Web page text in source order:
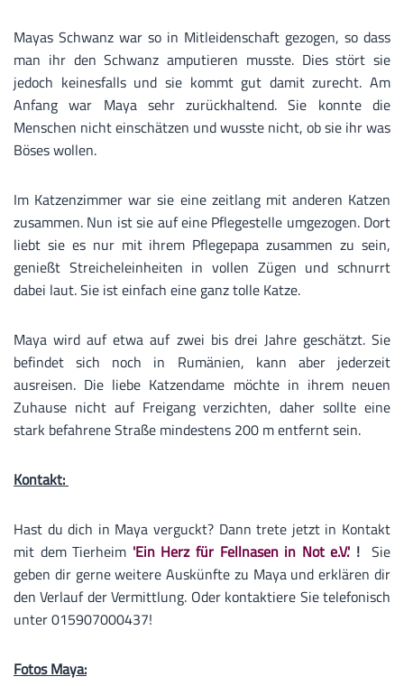
Mayas Schwanz war so in Mitleidenschaft gezogen, so dass
man ihr den Schwanz amputieren musste. Dies stört sie
jedoch keinesfalls und sie kommt gut damit zurecht. Am
Anfang war Maya sehr zurückhaltend. Sie konnte die
Menschen nicht einschätzen und wusste nicht, ob sie ihr was
Böses wollen.
Im Katzenzimmer war sie eine zeitlang mit anderen Katzen
zusammen. Nun ist sie auf eine Pflegestelle umgezogen. Dort
liebt sie es nur mit ihrem Pflegepapa zusammen zu sein,
genießt Streicheleinheiten in vollen Zügen und schnurrt
dabei laut. Sie ist einfach eine ganz tolle Katze.
Maya wird auf etwa auf zwei bis drei Jahre geschätzt. Sie
befindet sich noch in Rumänien, kann aber jederzeit
ausreisen. Die liebe Katzendame möchte in ihrem neuen
Zuhause nicht auf Freigang verzichten, daher sollte eine
stark befahrene Straße mindestens 200 m entfernt sein.
Kontakt:
Hast du dich in Maya verguckt? Dann trete jetzt in Kontakt
mit dem Tierheim 'Ein Herz für Fellnasen in Not e.V.' ! Sie
geben dir gerne weitere Auskünfte zu Maya und erklären dir
den Verlauf der Vermittlung. Oder kontaktiere Sie telefonisch
unter 015907000437!
Fotos Maya: